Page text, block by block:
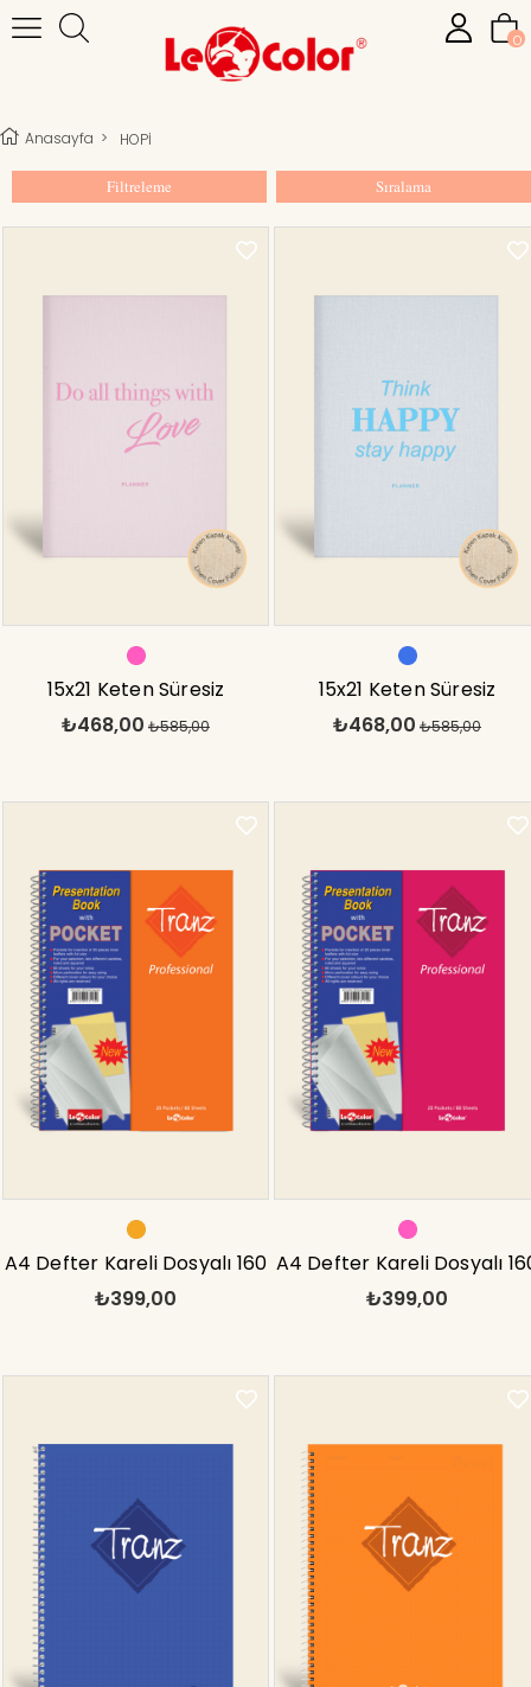
0
Anasayfa > HOPİ
Filtreleme Sıralama
15x21 Keten Süresiz
Planlayıcı Ajanda Defter
₺468,00 ₺585,00
15x21 Keten Süresiz
Planlayıcı Ajanda Defter
₺468,00 ₺585,00
A4 Defter Kareli Dosyalı 160
Syf Turuncu
₺399,00
A4 Defter Kareli Dosyalı
Syf Pembe
₺399,00